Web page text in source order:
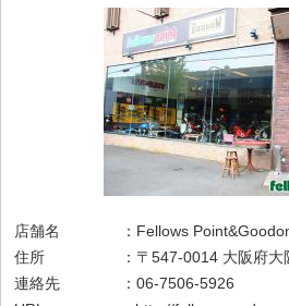
店舗名 ：Fellows
住所 ：〒547-0014 大阪府大阪
連絡先 ：06-7506-5926